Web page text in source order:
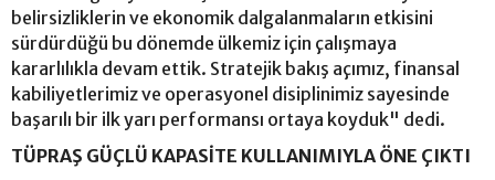
belirsizliklerin ve ekonomik dalgalanmaların etkisini
sürdürdüğü bu dönemde ülkemiz için çalışmaya
kararlılıkla devam ettik. Stratejik bakış açımız, finansal
kabiliyetlerimiz ve operasyonel disiplinimiz sayesinde
başarılı bir ilk yarı performansı ortaya koyduk" dedi.
TÜPRAŞ GÜÇLÜ KAPASİTE KULLANIMIYLA ÖNE ÇIKTI